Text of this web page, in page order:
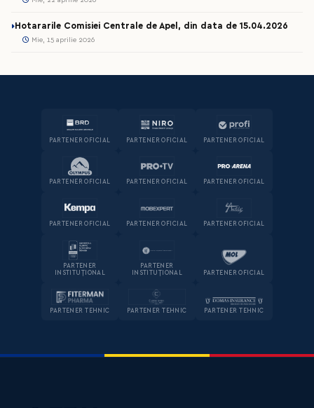
Hotararile Comisiei Centrale de Apel, din data de 15.04.2026
Mie, 15 aprilie 2026
PARTENER OFICIAL PARTENER OFICIAL PARTENER OFICIAL
PARTENER OFICIAL PARTENER OFICIAL PARTENER OFICIAL
PARTENER OFICIAL PARTENER OFICIAL PARTENER OFICIAL
PARTENER
INSTITUȚIONAL
PARTENER
INSTITUȚIONAL
PARTENER OFICIAL
PARTENER TEHNIC PARTENER TEHNIC PARTENER TEHNIC